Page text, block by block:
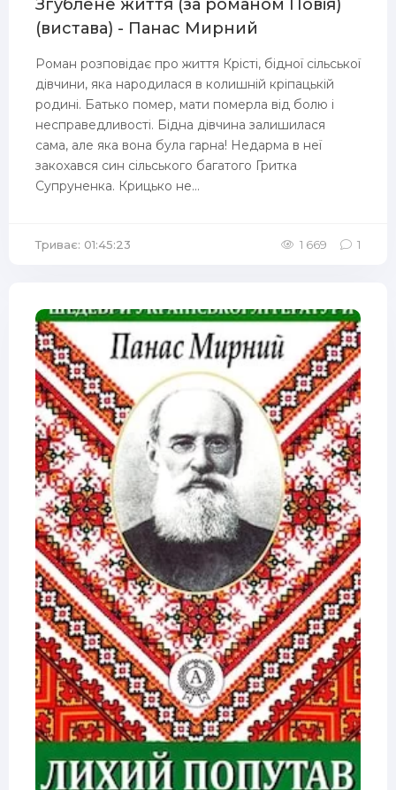
Згублене життя (за романом Повія)
(вистава) - Панас Мирний
Роман розповідає про життя Крісті, бідної сільської
дівчини, яка народилася в колишній кріпацькій
родині. Батько помер, мати померла від болю і
несправедливості. Бідна дівчина залишилася
сама, але яка вона була гарна! Недарма в неї
закохався син сільського багатого Гритка
Супруненка. Крицько не...
Триває: 01:45:23 1 669 1